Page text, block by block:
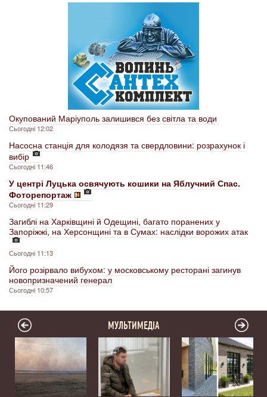
Окупований Маріуполь залишився без світла та води
Сьогодні 12:02
Насосна станція для колодязя та свердловини: розрахунок і
вибір
Сьогодні 11:46
У центрі Луцька освячують кошики на Яблучний Спас.
Фоторепортаж
Сьогодні 11:29
Загиблі на Харківщині й Одещині, багато поранених у
Запоріжжі, на Херсонщині та в Сумах: наслідки ворожих атак
Сьогодні 11:13
Його розірвало вибухом: у московському ресторані загинув
новопризначений генерал
Сьогодні 10:57
МУЛЬТИМЕДІА